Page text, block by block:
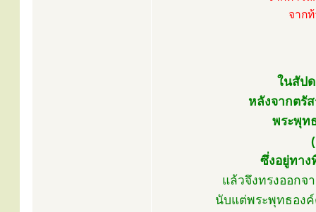
จาก
ในสัป
หลังจากตรั
พระพุท
ซึ่งอยู่ทาง
แล้วจึงทรงออกจ
นับแต่พระพุทธอง